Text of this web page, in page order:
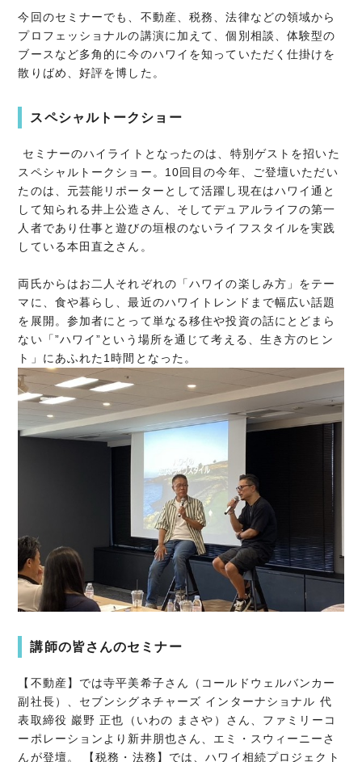
今回のセミナーでも、不動産、税務、法律などの領域から
プロフェッショナルの講演に加えて、個別相談、体験型の
ブースなど多角的に今のハワイを知っていただく仕掛けを
散りばめ、好評を博した。
スペシャルトークショー
セミナーのハイライトとなったのは、特別ゲストを招いた
スペシャルトークショー。10回目の今年、ご登壇いただい
たのは、元芸能リポーターとして活躍し現在はハワイ通と
して知られる井上公造さん、そしてデュアルライフの第一
人者であり仕事と遊びの垣根のないライフスタイルを実践
している本田直之さん。
両氏からはお二人それぞれの「ハワイの楽しみ方」をテー
マに、食や暮らし、最近のハワイトレンドまで幅広い話題
を展開。参加者にとって単なる移住や投資の話にとどまら
ない「”ハワイ”という場所を通じて考える、生き方のヒン
ト」にあふれた1時間となった。
講師の皆さんのセミナー
【不動産】では寺平美希子さん（コールドウェルバンカー
副社長）、セブンシグネチャーズ インターナショナル 代
表取締役 巖野 正也（いわの まさや）さん、ファミリーコ
ーポレーションより新井朋也さん、エミ・スウィーニーさ
んが登壇。 【税務・法務】では、ハワイ相続プロジェクト